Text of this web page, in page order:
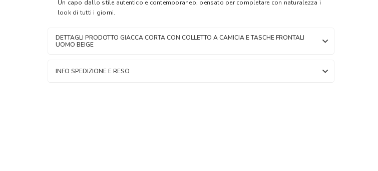
Un capo dallo stile autentico e contemporaneo, pensato per completare con naturalezza i
look di tutti i giorni.
DETTAGLI PRODOTTO GIACCA CORTA CON COLLETTO A CAMICIA E TASCHE FRONTALI
UOMO BEIGE
INFO SPEDIZIONE E RESO